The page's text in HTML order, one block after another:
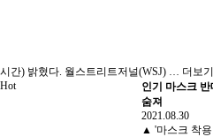
시간) 밝혔다. 월스트리트저널(WSJ) … 더보기
Hot
인기 마스크
숨져
2021.08.30
▲ '마스크 착